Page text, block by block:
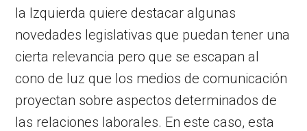
la Izquierda quiere destacar algunas
novedades legislativas que puedan tener una
cierta relevancia pero que se escapan al
cono de luz que los medios de comunicación
proyectan sobre aspectos determinados de
las relaciones laborales. En este caso, esta